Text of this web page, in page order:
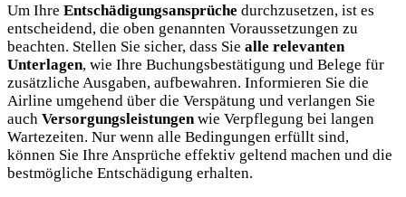
Um Ihre Entschädigungsansprüche durchzusetzen, ist es
entscheidend, die oben genannten Voraussetzungen zu
beachten. Stellen Sie sicher, dass Sie alle relevanten
Unterlagen, wie Ihre Buchungsbestätigung und Belege für
zusätzliche Ausgaben, aufbewahren. Informieren Sie die
Airline umgehend über die Verspätung und verlangen Sie
auch Versorgungsleistungen wie Verpflegung bei langen
Wartezeiten. Nur wenn alle Bedingungen erfüllt sind,
können Sie Ihre Ansprüche effektiv geltend machen und die
bestmögliche Entschädigung erhalten.